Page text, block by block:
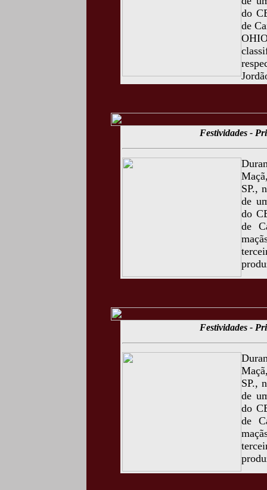
do
de
Festividades -
SP.,
de
do
de
Festividades -
SP.,
de
do
de